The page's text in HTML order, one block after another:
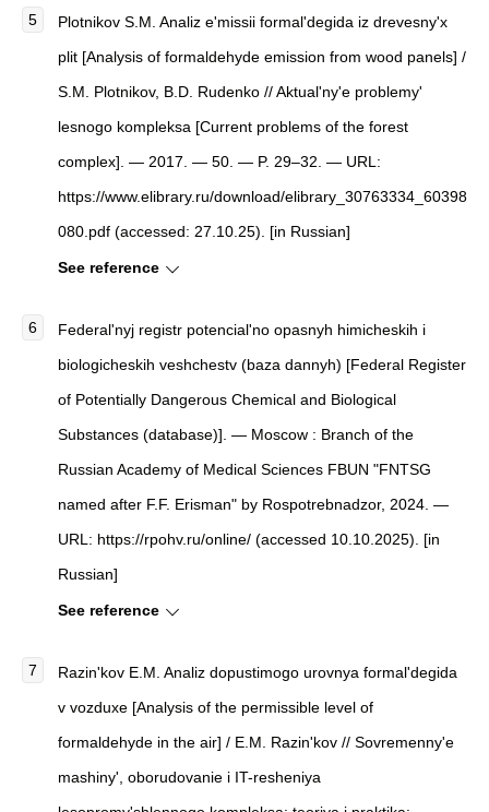
Plotnikov S.M. Analiz e'missii formal'degida iz drevesny'x
plit [Analysis of formaldehyde emission from wood panels] /
S.M. Plotnikov, B.D. Rudenko //Aktual'ny'e problemy'
lesnogo kompleksa [Current problems of the forest
complex] . — 2017. — 50. — P. 29–32. — URL:
https://www.elibrary.ru/download/elibrary_30763334_60398
080.pdf (accessed: 27.10.25). [in Russian]
See reference
Federal'nyj registr potencial'no opasnyh himicheskih i
biologicheskih veshchestv (baza dannyh) [Federal Register
of Potentially Dangerous Chemical and Biological
Substances (database)]. — Moscow : Branch of the
Russian Academy of Medical Sciences FBUN "FNTSG
named after F.F. Erisman" by Rospotrebnadzor, 2024. —
URL: https://rpohv.ru/online/ (accessed 10.10.2025). [in
Russian]
See reference
Razin'kov E.M. Analiz dopustimogo urovnya formal'degida
v vozduxe [Analysis of the permissible level of
formaldehyde in the air] / E.M. Razin'kov // Sovremenny'e
mashiny', oborudovanie i IT-resheniya